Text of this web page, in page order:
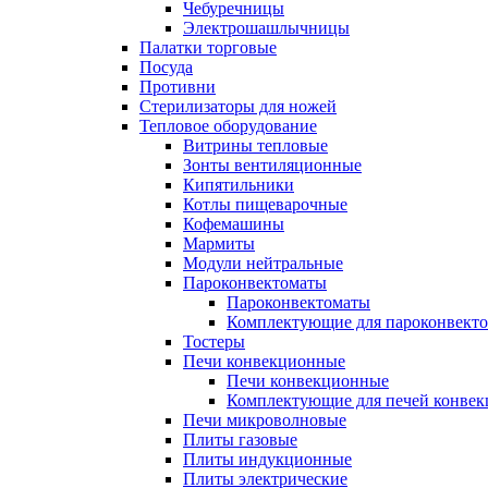
Чебуречницы
Электрошашлычницы
Палатки торговые
Посуда
Противни
Стерилизаторы для ножей
Тепловое оборудование
Витрины тепловые
Зонты вентиляционные
Кипятильники
Котлы пищеварочные
Кофемашины
Мармиты
Модули нейтральные
Пароконвектоматы
Пароконвектоматы
Комплектующие для
Тостеры
Печи конвекционные
Печи конвекционные
Комплектующие для печей
Печи микроволновые
Плиты газовые
Плиты индукционные
Плиты электрические